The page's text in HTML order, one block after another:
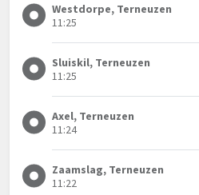
Westdorpe, Terneuzen
11:25
Sluiskil, Terneuzen
11:25
Axel, Terneuzen
11:24
Zaamslag, Terneuzen
11:22